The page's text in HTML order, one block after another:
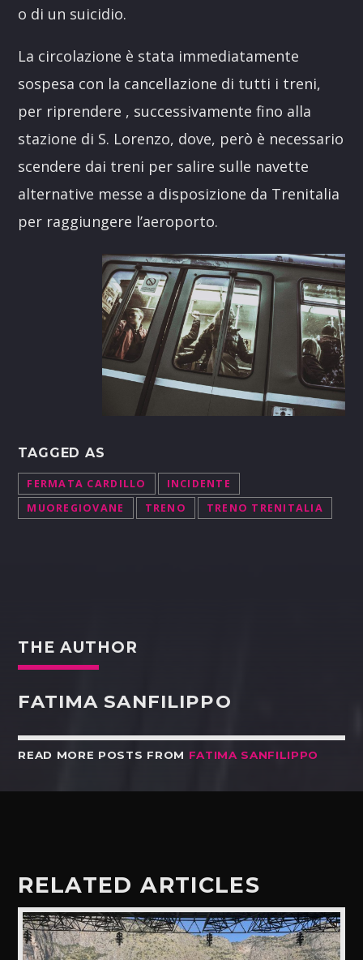
o di un suicidio.
La circolazione è stata immediatamente
sospesa con la cancellazione di tutti i treni,
per riprendere , successivamente fino alla
stazione di S. Lorenzo, dove, però è necessario
scendere dai treni per salire sulle navette
alternative messe a disposizione da Trenitalia
per raggiungere l’aeroporto.
TAGGED AS
FERMATA CARDILLO
INCIDENTE
MUOREGIOVANE
TRENO TRENO TRENITALIA
THE AUTHOR
FATIMA SANFILIPPO
READ MORE POSTS FROM FATIMA SANFILIPPO
RELATED ARTICLES